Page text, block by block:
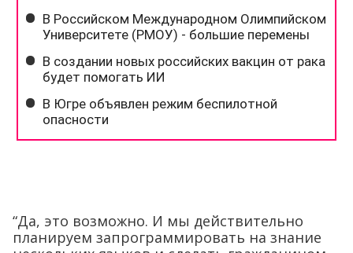
“Да, это возможно. И мы действительно
планируем запрограммировать на знание